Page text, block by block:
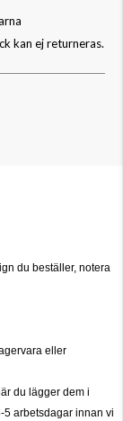
kan ej returneras.
du beställer, notera
eller
du lägger dem i
arbetsdagar innan vi